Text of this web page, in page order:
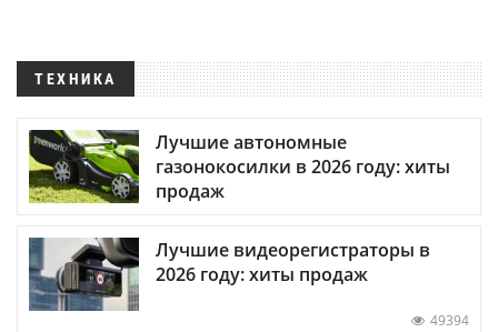
ТЕХНИКА
Лучшие автономные
газонокосилки в 2026 году: хиты
продаж
Лучшие видеорегистраторы в
2026 году: хиты продаж
49394